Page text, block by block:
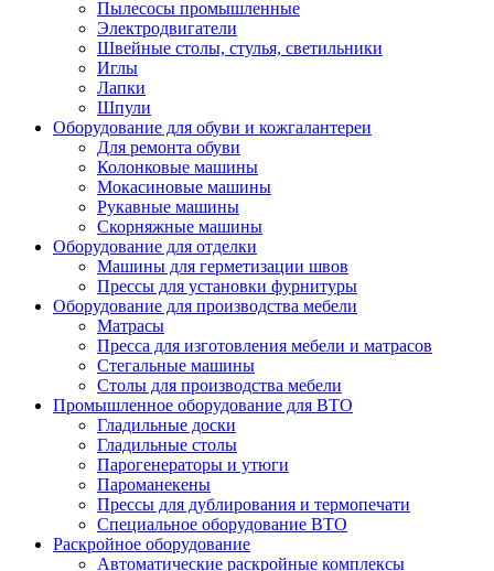
Пылесосы промышленные
Электродвигатели
Швейные столы, стулья, светильники
Иглы
Лапки
Шпули
Оборудование для обуви и кожгалантереи
Для ремонта обуви
Колонковые машины
Мокасиновые машины
Рукавные машины
Скорняжные машины
Оборудование для отделки
Машины для герметизации швов
Прессы для установки фурнитуры
Оборудование для производства мебели
Матрасы
Пресса для изготовления мебели и матрасов
Стегальные машины
Столы для производства мебели
Промышленное оборудование для ВТО
Гладильные доски
Гладильные столы
Парогенераторы и утюги
Пароманекены
Прессы для дублирования и термопечати
Специальное оборудование ВТО
Раскройное оборудование
Автоматические раскройные комплексы